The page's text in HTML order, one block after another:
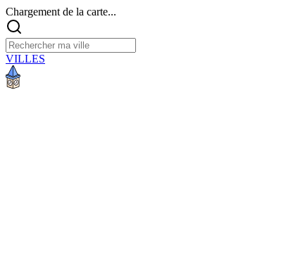
Chargement de la carte...
VILLES